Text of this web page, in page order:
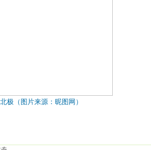
极（图片来源：昵图网）